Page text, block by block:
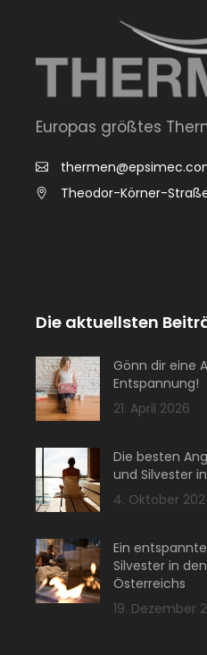
Europas größtes
Theodor-Körner-
Die aktuellsten
Gönn dir eine
Entspannung!
21. April 2026
Die besten
und Silvester
4. Oktober
Ein
Silvester in
Österreichs
19. Dezember